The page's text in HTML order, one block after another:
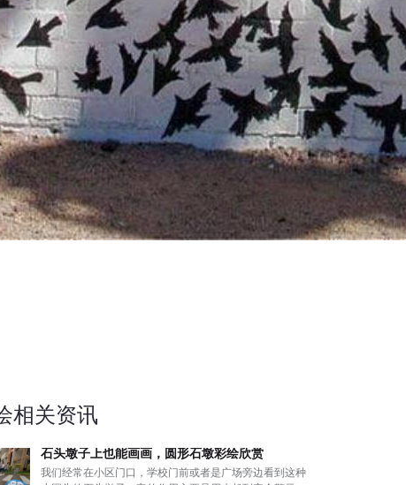
石头墩子上也能画画，圆形石墩彩绘欣赏
我们经常在小区门口，学校门前或者是广场旁边看到这种
相关资讯